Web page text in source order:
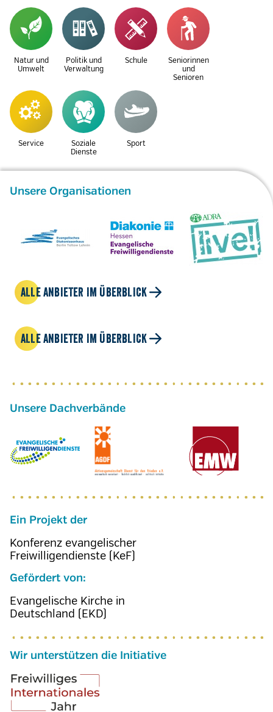
Natur und
Umwelt
Politik und
Verwaltung
Schule
Seniorinnen
und
Senioren
Service
Soziale
Dienste
Sport
Unsere Organisationen
ALLE ANBIETER IM ÜBERBLICK
ALLE ANBIETER IM ÜBERBLICK
Ein Projekt der
Konferenz evangelischer
Freiwilligendienste (KeF)
Gefördert von:
Evangelische Kirche in
Deutschland (EKD)
Wir unterstützen die Initiative